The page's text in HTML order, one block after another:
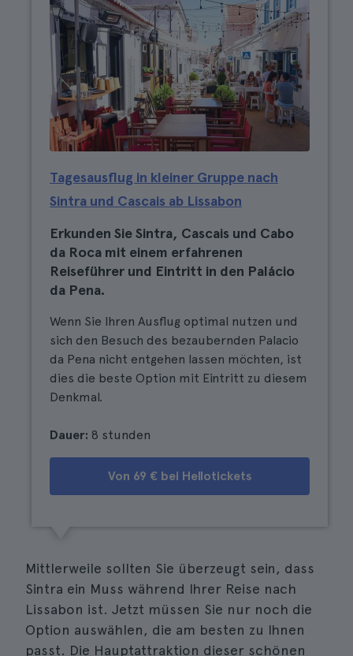
Tagesausflug in kleiner Gruppe nach
Sintra und Cascais ab Lissabon
Erkunden Sie Sintra, Cascais und Cabo
da Roca mit einem erfahrenen
Reiseführer und Eintritt in den Palácio
da Pena.
Wenn Sie Ihren Ausflug optimal nutzen und
sich den Besuch des bezaubernden Palacio
da Pena nicht entgehen lassen möchten, ist
dies die beste Option mit Eintritt zu diesem
Denkmal.
Dauer: 8 stunden
Von 69 € bei Hellotickets
Mittlerweile sollten Sie überzeugt sein, dass
Sintra ein Muss während Ihrer Reise nach
Lissabon ist. Jetzt müssen Sie nur noch die
Option auswählen, die am besten zu Ihnen
passt. Die Hauptattraktion dieser schönen